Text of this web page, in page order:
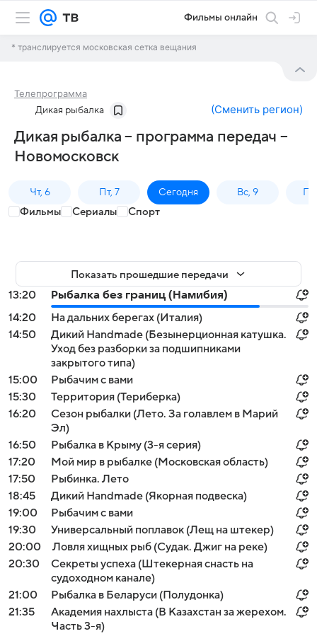
Фильмы онлайн
* транслируется московская сетка вещания
Телепрограмма
Дикая рыбалка (Сменить регион)
Дикая рыбалка – программа передач –
Новомосковск
Чт, 6 Пт, 7 Сегодня Вс, 9
Фильмы Сериалы Спорт
Показать прошедшие передачи
13:20
Рыбалка без границ (Намибия)
14:20
На дальних берегах (Италия)
14:50
Дикий Handmade (Безынерционная катушка.
Уход без разборки за подшипниками
закрытого типа)
15:00
Рыбачим с вами
15:30
Территория (Териберка)
16:20
Сезон рыбалки (Лето. За голавлем в Марий
Эл)
16:50
Рыбалка в Крыму (3-я серия)
17:20
Мой мир в рыбалке (Московская область)
17:50
Рыбинка. Лето
18:45
Дикий Handmade (Якорная подвеска)
19:00
Рыбачим с вами
19:30
Универсальный поплавок (Лещ на штекер)
20:00
Ловля хищных рыб (Судак. Джиг на реке)
20:30
Секреты успеха (Штекерная снасть на
судоходном канале)
21:00
Рыбалка в Беларуси (Полудонка)
21:35
Академия нахлыста (В Казахстан за жерехом.
Часть 3-я)